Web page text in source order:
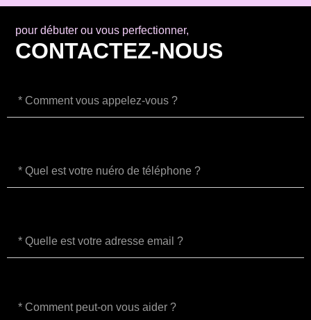
pour débuter ou vous perfectionner,
CONTACTEZ-NOUS